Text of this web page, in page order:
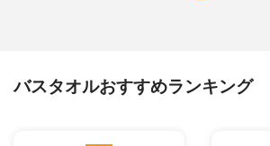
バスタオルおすすめランキング